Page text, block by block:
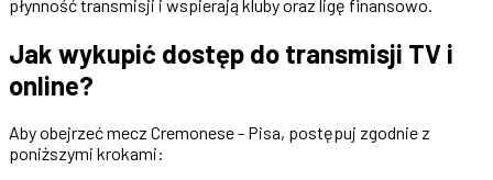
płynność transmisji i wspierają kluby oraz ligę finansowo.
Jak wykupić dostęp do transmisji TV i
online?
Aby obejrzeć mecz Cremonese - Pisa, postępuj zgodnie z
poniższymi krokami: